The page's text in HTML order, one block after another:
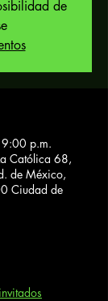
de
p.m.
Católica 68,
de México,
Ciudad de